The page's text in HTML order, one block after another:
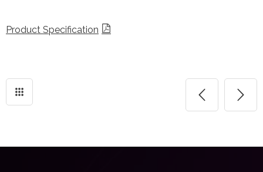
Product Specification